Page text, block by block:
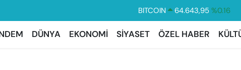
DOLAR 47,6704 %0
EURO
55,0406 %-0.08
DÜNYA EKONOMİ SİYASET ÖZEL HABER